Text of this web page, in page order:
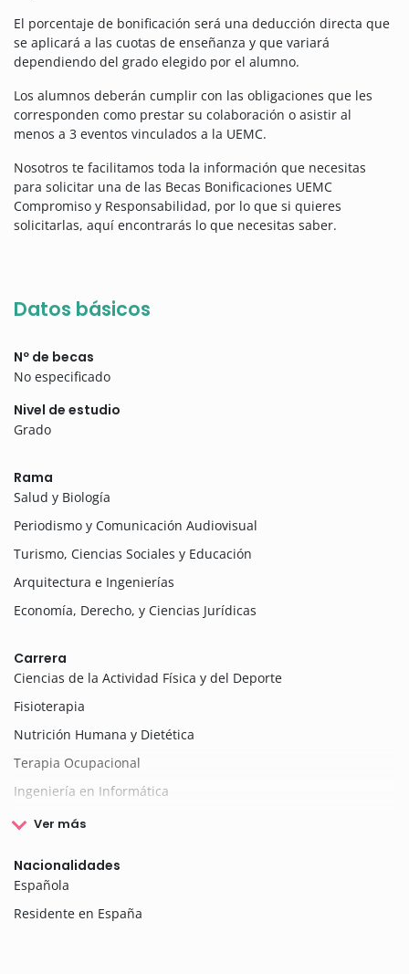
El porcentaje de bonificación será una deducción directa que
se aplicará a las cuotas de enseñanza y que variará
dependiendo del grado elegido por el alumno.
Los alumnos deberán cumplir con las obligaciones que les
corresponden como prestar su colaboración o asistir al
menos a 3 eventos vinculados a la UEMC.
Nosotros te facilitamos toda la información que necesitas
para solicitar una de las Becas Bonificaciones UEMC
Compromiso y Responsabilidad, por lo que si quieres
solicitarlas, aquí encontrarás lo que necesitas saber.
Datos básicos
Nº de becas
No especificado
Nivel de estudio
Grado
Rama
Salud y Biología
Periodismo y Comunicación Audiovisual
Turismo, Ciencias Sociales y Educación
Arquitectura e Ingenierías
Economía, Derecho, y Ciencias Jurídicas
Carrera
Ciencias de la Actividad Física y del Deporte
Fisioterapia
Nutrición Humana y Dietética
Terapia Ocupacional
Ingeniería en Informática
Ver más
Nacionalidades
Española
Residente en España